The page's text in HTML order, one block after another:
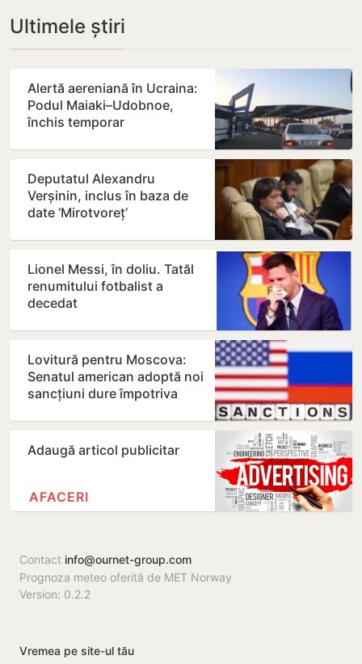
Ultimele știri
Alertă aereniană în Ucraina:
Podul Maiaki–Udobnoe,
închis temporar
Deputatul Alexandru
Verșinin, inclus în baza de
date ‘Mirotvoreț’
Lionel Messi, în doliu. Tatăl
renumitului fotbalist a
decedat
Lovitură pentru Moscova:
Senatul american adoptă noi
sancțiuni dure împotriva
Adaugă articol publicitar
AFACERI
Contact info@ournet-group.com
Prognoza meteo oferită de MET Norway
Version: 0.2.2
Vremea pe site-ul tău